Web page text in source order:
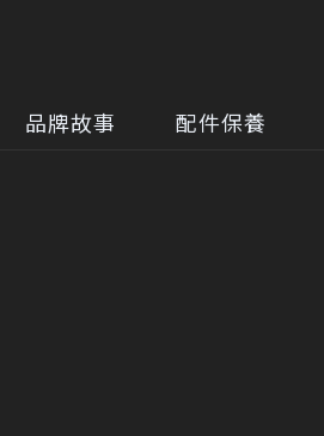
品牌故事 配件保養